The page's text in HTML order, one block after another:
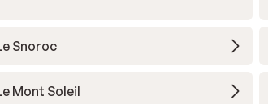
Snoroc
Mont Soleil